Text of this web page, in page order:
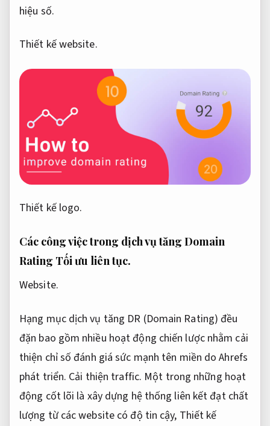
hiệu số.
Thiết kế website.
Thiết kế logo.
Các công việc trong dịch vụ tăng Domain
Rating Tối ưu liên tục.
Website.
Hạng mục dịch vụ tăng DR (Domain Rating) đều
đặn bao gồm nhiều hoạt động chiến lược nhằm cải
thiện chỉ số đánh giá sức mạnh tên miền do Ahrefs
phát triển. Cải thiện traffic. Một trong những hoạt
động cốt lõi là xây dựng hệ thống liên kết đạt chất
lượng từ các website có độ tin cậy, Thiết kế